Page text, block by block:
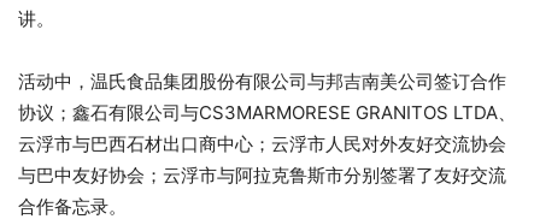
讲。
活动中，温氏食品集团股份有限公司与邦吉南美公司签订合作
协议；鑫石有限公司与CS3MARMORESE GRANITOS LTDA、
云浮市与巴西石材出口商中心；云浮市人民对外友好交流协会
与巴中友好协会；云浮市与阿拉克鲁斯市分别签署了友好交流
合作备忘录。